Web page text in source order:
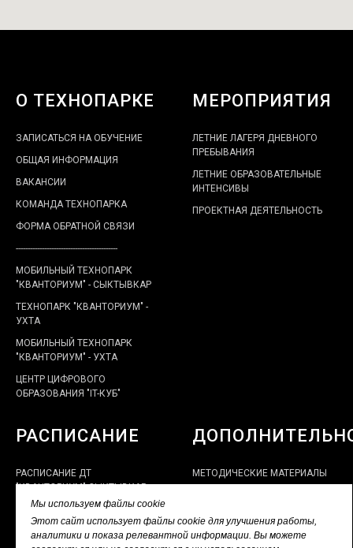
О ТЕХНОПАРКЕ
ЗАПИСАТЬСЯ НА ОБУЧЕНИЕ
ОБЩАЯ ИНФОРМАЦИЯ
ВАКАНСИИ
КОМАНДА ТЕХНОПАРКА
ФОРМА ОБРАТНОЙ СВЯЗИ
-------------------------------------------
МОБИЛЬНЫЙ ТЕХНОПАРК
"КВАНТОРИУМ" - СЫКТЫВКАР
ТЕХНОПАРК "КВАНТОРИУМ" -
УХТА
МОБИЛЬНЫЙ ТЕХНОПАРК
"КВАНТОРИУМ" - УХТА
ЦЕНТР ЦИФРОВОГО
ОБРАЗОВАНИЯ "IT-КУБ"
МЕРОПРИЯТИЯ
ЛЕТНИЕ ЛАГЕРЯ ДНЕВНОГО
ПРЕБЫВАНИЯ
ЛЕТНИЕ ОБРАЗОВАТЕЛЬНЫЕ
ИНТЕНСИВЫ
ПРОЕКТНАЯ ДЕЯТЕЛЬНОСТЬ
РАСПИСАНИЕ
РАСПИСАНИЕ ДТ
"КВАНТОРИУМ" СЫКТЫВКАР
РАСПИСАНИЕ ЦЦОД "IT-CUBE"
РАСПИСАНИЕ ДТ
"КВАНТОРИУМ" УХТА
МЕТОДИЧЕСКИЕ МАТЕРИАЛЫ
ДИСТАНЦИОННАЯ ФОРМА
РАБОТЫ
Мы используем файлы cookie
Этот сайт использует файлы cookie для улучшения работы,
аналитики и показа релевантной информации. Вы можете